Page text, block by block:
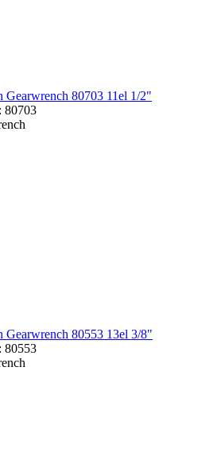
Gearwrench 80703 11el 1/2"
80703
Gearwrench 80553 13el 3/8"
80553